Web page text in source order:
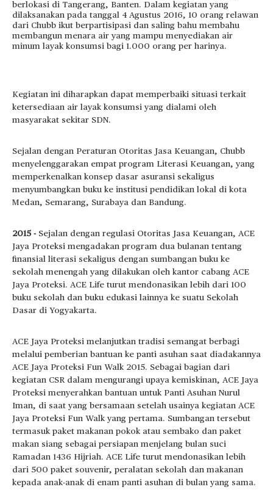
berlokasi di Tangerang, Banten. Dalam kegiatan yang
dilaksanakan pada tanggal 4 Agustus 2016, 10 orang relawan
dari Chubb ikut berpartisipasi dan saling bahu membahu
membangun menara air yang mampu menyediakan air
minum layak konsumsi bagi 1.000 orang per harinya.
Kegiatan ini diharapkan dapat memperbaiki situasi terkait
ketersediaan air layak konsumsi yang dialami oleh
masyarakat sekitar SDN.
Sejalan dengan Peraturan Otoritas Jasa Keuangan, Chubb
menyelenggarakan empat program Literasi Keuangan, yang
memperkenalkan konsep dasar asuransi sekaligus
menyumbangkan buku ke institusi pendidikan lokal di kota
Medan, Semarang, Surabaya dan Bandung.
2015 - Sejalan dengan regulasi Otoritas Jasa Keuangan, ACE
Jaya Proteksi mengadakan program dua bulanan tentang
finansial literasi sekaligus dengan sumbangan buku ke
sekolah menengah yang dilakukan oleh kantor cabang ACE
Jaya Proteksi. ACE Life turut mendonasikan lebih dari 100
buku sekolah dan buku edukasi lainnya ke suatu Sekolah
Dasar di Yogyakarta.
ACE Jaya Proteksi melanjutkan tradisi semangat berbagi
melalui pemberian bantuan ke panti asuhan saat diadakannya
ACE Jaya Proteksi Fun Walk 2015. Sebagai bagian dari
kegiatan CSR dalam mengurangi upaya kemiskinan, ACE Jaya
Proteksi menyerahkan bantuan untuk Panti Asuhan Nurul
Iman, di saat yang bersamaan setelah usainya kegiatan ACE
Jaya Proteksi Fun Walk yang pertama. Sumbangan tersebut
termasuk paket makanan pokok atau sembako dan paket
makan siang sebagai persiapan menjelang bulan suci
Ramadan 1436 Hijriah. ACE Life turut mendonasikan lebih
dari 500 paket souvenir, peralatan sekolah dan makanan
kepada anak-anak di enam panti asuhan di bulan yang sama.